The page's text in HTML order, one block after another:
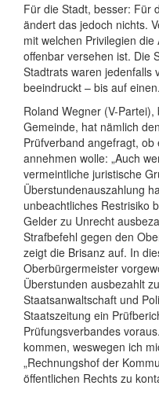
Für die Stadt, besser: Für
ändert das jedoch nichts.
mit welchen Privilegien
offenbar versehen ist. Die
Stadtrats waren jedenfalls
beeindruckt – bis auf einen.
Roland Wegner (V-
Gemeinde, hat nämlich
Prüfverband angefragt,
annehmen wolle: „Auch
vermeintliche juristische
Überstundenauszahlung
unbeachtliches Restrisiko
Gelder zu Unrecht
Strafbefehl gegen den
zeigt die Brisanz auf. In
Oberbürgermeister
Überstunden ausbezahlt
Staatsanwaltschaft und
Staatszeitung ein
Prüfungsverbandes
kommen, weswegen ich
„Rechnungshof der
öffentlichen Rechts zu